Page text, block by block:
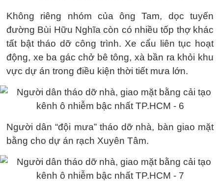
Không riêng nhóm của ông Tam, dọc tuyến
đường Bùi Hữu Nghĩa còn có nhiều tốp thợ khác
tất bật tháo dỡ công trình. Xe cẩu liên tục hoạt
động, xe ba gác chở bê tông, xà bần ra khỏi khu
vực dự án trong điều kiện thời tiết mưa lớn.
Người dân “đội mưa” tháo dỡ nhà, bàn giao mặt
bằng cho dự án rạch Xuyên Tâm.